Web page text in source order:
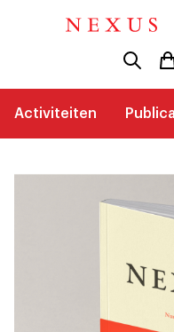
Activiteiten